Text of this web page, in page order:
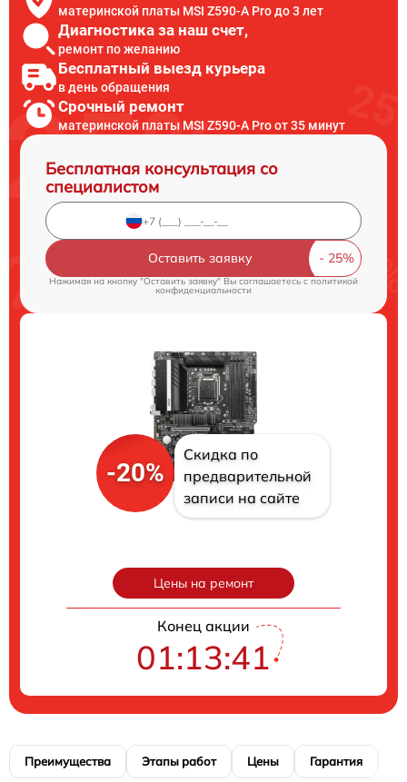
материнской платы MSI Z590-A Pro до 3 лет
Диагностика за наш счет,
ремонт по желанию
Бесплатный выезд курьера
в день обращения
Срочный ремонт
материнской платы MSI Z590-A Pro от 35 минут
Бесплатная консультация со
специалистом
Оставить заявку
Нажимая на кнопку "Оставить заявку" Вы соглашаетесь cполитикой
конфиденциальности
-20%
Скидка по
предварительной
записи на сайте
Цены на ремонт
Конец акции
01:13:40
Преимущества Этапы работ Цены Гарантия